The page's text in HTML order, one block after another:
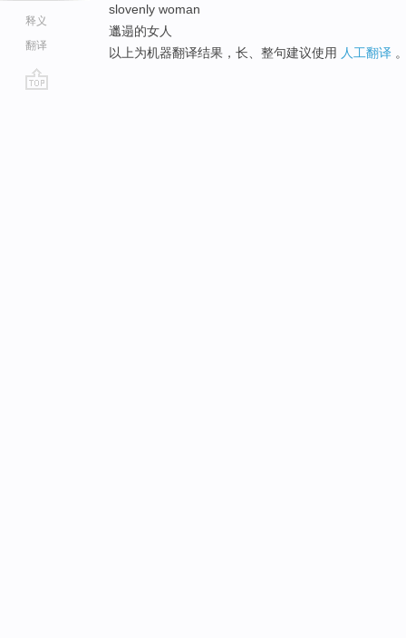
释义
翻译
slovenly woman
邋遢的女人
以上为机器翻译结果，长、整句建议使用 人工翻译